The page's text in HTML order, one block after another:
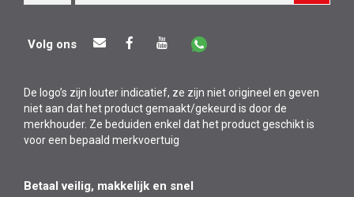
Volg ons
De logo’s zijn louter indicatief, ze zijn niet origineel en geven
niet aan dat het product gemaakt/gekeurd is door de
merkhouder. Ze beduiden enkel dat het product geschikt is
voor een bepaald merkvoertuig
Betaal veilig, makkelijk en snel